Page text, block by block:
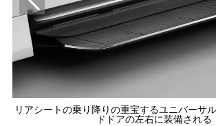
リアシートの乗り降りの重宝するユニバーサ
ドドアの左右に装備される